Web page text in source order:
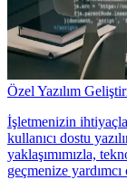
Özel Yazılım
İşletmenizin
kullanıcı dostu
yaklaşımımızla,
geçmenize